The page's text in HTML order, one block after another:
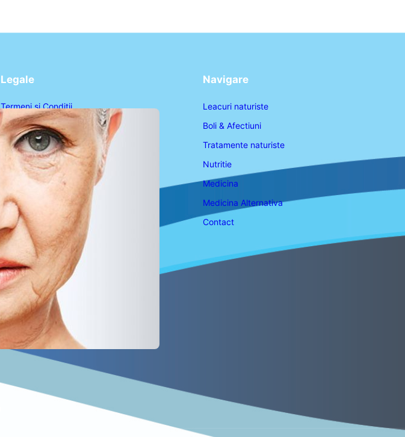
Legale
Termeni și Condiții
Politica de Confidențialitate
Politica de Cookies
Disclaimer
Navigare
Leacuri naturiste
Boli & Afectiuni
Tratamente naturiste
Nutritie
Medicina
Medicina Alternativa
Contact